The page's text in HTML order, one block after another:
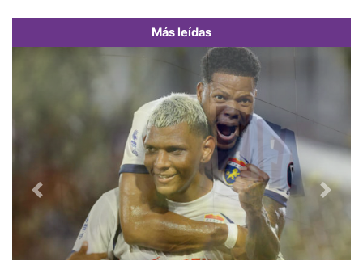
Más leídas
Previous Next